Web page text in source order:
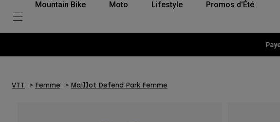
Mountain Bike Moto Lifestyle Promos d'Été
Fox
VTT Femme Maillot Defend Park Femme